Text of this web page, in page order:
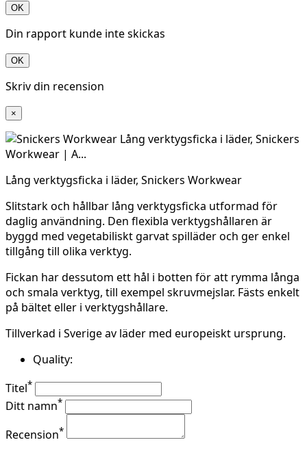
OK
Din rapport kunde inte skickas
OK
Skriv din recension
×
Lång verktygsficka i läder, Snickers Workwear
Slitstark och hållbar lång verktygsficka utformad för
daglig användning. Den flexibla verktygshållaren är
byggd med vegetabiliskt garvat spilläder och ger enkel
tillgång till olika verktyg.
Fickan har dessutom ett hål i botten för att rymma långa
och smala verktyg, till exempel skruvmejslar. Fästs enkelt
på bältet eller i verktygshållare.
Tillverkad i Sverige av läder med europeiskt ursprung.
Quality:
Titel*
Ditt namn*
Recension*